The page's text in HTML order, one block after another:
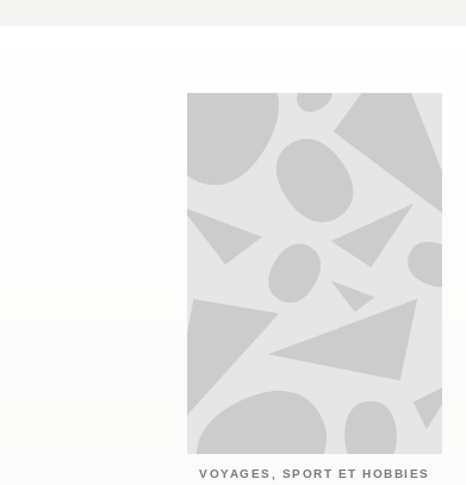
VOYAGES, SPORT ET HOBBIES